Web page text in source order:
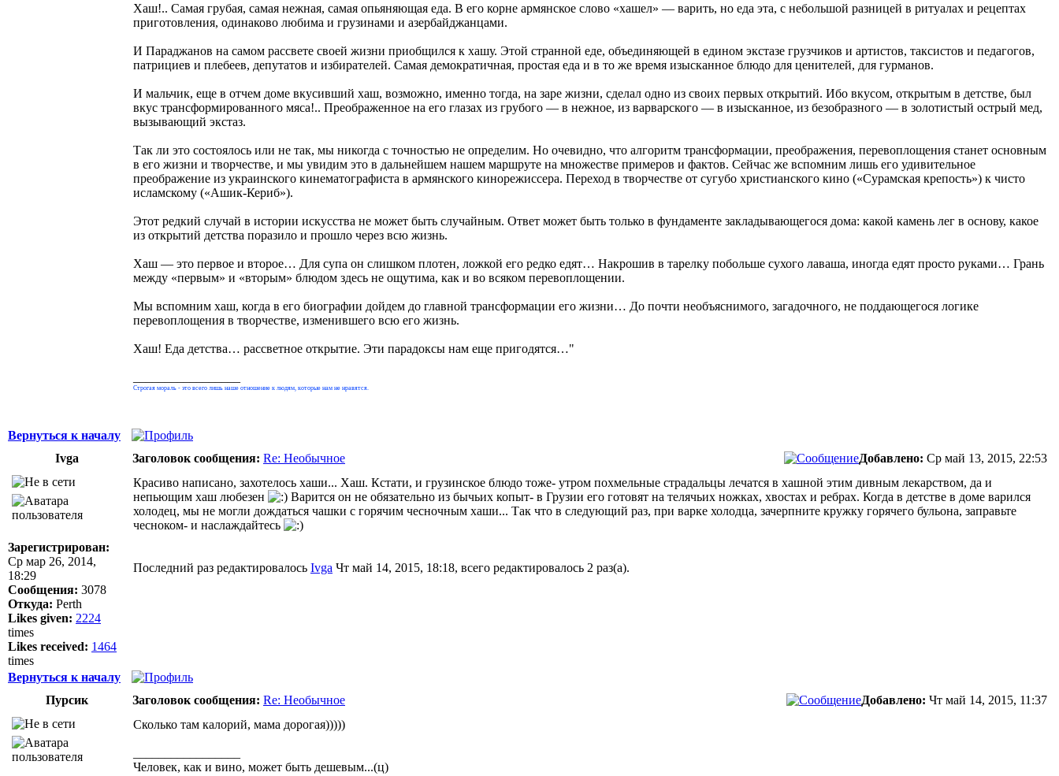
Хаш!.. Самая грубая, самая нежная, самая опьяняющая еда. В его корне армянское слово «хашел» — варить, но еда эта, с небольшой разницей в ритуалах и рецептах
приготовления, одинаково любима и грузинами и азербайджанцами.
И Параджанов на самом рассвете своей жизни приобщился к хашу. Этой странной еде, объединяющей в едином экстазе грузчиков и артистов, таксистов и педагогов,
патрициев и плебеев, депутатов и избирателей. Самая демократичная, простая еда и в то же время изысканное блюдо для ценителей, для гурманов.
И мальчик, еще в отчем доме вкусивший хаш, возможно, именно тогда, на заре жизни, сделал одно из своих первых открытий. Ибо вкусом, открытым в детстве, был
вкус трансформированного мяса!.. Преображенное на его глазах из грубого — в нежное, из варварского — в изысканное, из безобразного — в золотистый острый мед,
вызывающий экстаз.
Так ли это состоялось или не так, мы никогда с точностью не определим. Но очевидно, что алгоритм трансформации, преображения, перевоплощения станет основным
в его жизни и творчестве, и мы увидим это в дальнейшем нашем маршруте на множестве примеров и фактов. Сейчас же вспомним лишь его удивительное
преображение из украинского кинематографиста в армянского кинорежиссера. Переход в творчестве от сугубо христианского кино («Сурамская крепость») к чисто
исламскому («Ашик-Кериб»).
Этот редкий случай в истории искусства не может быть случайным. Ответ может быть только в фундаменте закладывающегося дома: какой камень лег в основу, какое
из открытий детства поразило и прошло через всю жизнь.
Хаш — это первое и второе… Для супа он слишком плотен, ложкой его редко едят… Накрошив в тарелку побольше сухого лаваша, иногда едят просто руками… Грань
между «первым» и «вторым» блюдом здесь не ощутима, как и во всяком перевоплощении.
Мы вспомним хаш, когда в его биографии дойдем до главной трансформации его жизни… До почти необъяснимого, загадочного, не поддающегося логике
перевоплощения в творчестве, изменившего всю его жизнь.
Хаш! Еда детства… рассветное открытие. Эти парадоксы нам еще пригодятся…"
Строгая мораль - это всего лишь наше отношение к людям, которые нам не нравятся.
Вернуться к началу
Ivga
Заголовок сообщения: Re: Необычное Добавлено: Ср май 13, 2015, 22:53
Зарегистрирован:
Ср мар 26, 2014,
18:29
Сообщения: 3078
Откуда: Perth
Likes given: 2224
times
Likes received: 1464
times
Красиво написано, захотелось хаши... Хаш. Кстати, и грузинское блюдо тоже- утром похмельные страдальцы лечатся в хашной этим дивным лекарством, да и
непьющим хаш любезен
Варится он не обязательно из бычьих копыт- в Грузии его готовят на телячьих ножках, хвостах и ребрах. Когда в детстве в доме варился
холодец, мы не могли дождаться чашки с горячим чесночным хаши... Так что в следующий раз, при варке холодца, зачерпните кружку горячего бульона, заправьте
чесноком- и наслаждайтесь
Последний раз редактировалось Ivga Чт май 14, 2015, 18:18, всего редактировалось 2 раз(а).
Вернуться к началу
Пурсик
Заголовок сообщения: Re: Необычное Добавлено: Чт май 14, 2015, 11:37
Сколько там калорий, мама дорогая)))))
Человек, как и вино, может быть дешевым...(ц)